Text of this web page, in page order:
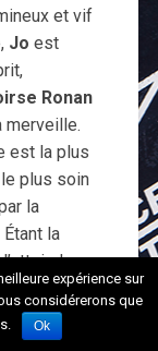
et vif
Jo est
Ronan
merveille.
est la plus
plus soin
la
la
ce
de sa
expérience sur
considérerons que
Ok